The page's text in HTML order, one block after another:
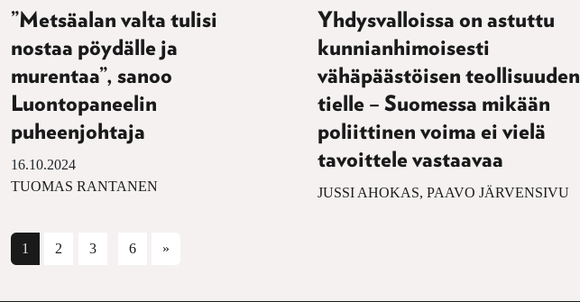
”Metsäalan valta tulisi
nostaa pöydälle ja
murentaa”, sanoo
Luontopaneelin
puheenjohtaja
16.10.2024
TUOMAS RANTANEN
Yhdysvalloissa on astuttu
kunnianhimoisesti
vähäpäästöisen teollisuuden
tielle – Suomessa mikään
poliittinen voima ei vielä
tavoittele vastaavaa
JUSSI AHOKAS, PAAVO JÄRVENSIVU
Artikkelien selaus
1 2 3 6 »